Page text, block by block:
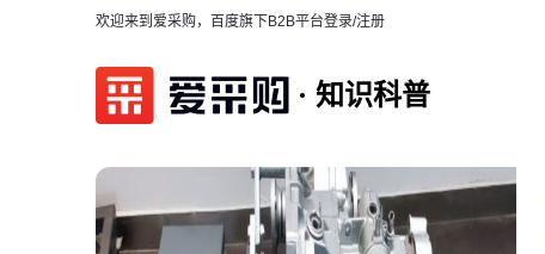
欢迎来到爱采购，百度旗下B2B平台登录/注册
知识科普